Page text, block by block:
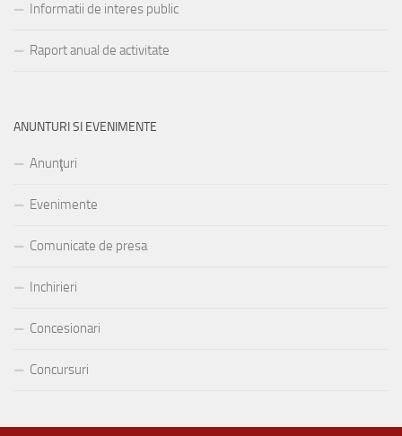
Informatii de interes public
Raport anual de activitate
ANUNTURI SI EVENIMENTE
Anunţuri
Evenimente
Comunicate de presa
Inchirieri
Concesionari
Concursuri